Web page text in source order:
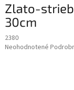
Zlato-
30cm
2380
Priemerné
Neohodnotené